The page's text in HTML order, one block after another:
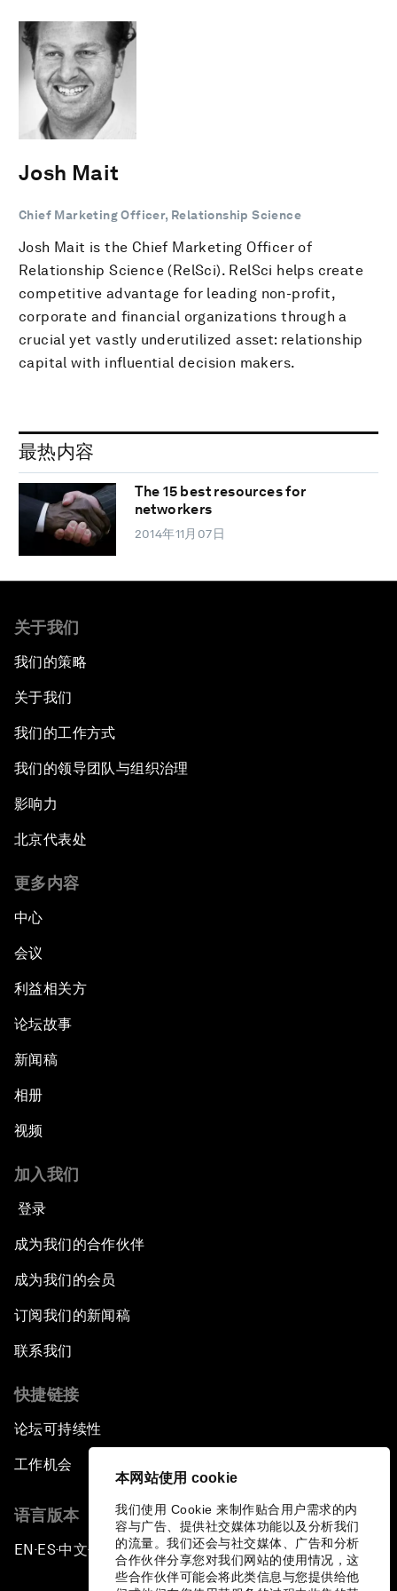
本网站使用 cookie
我们使用 Cookie 来制作贴合用户需求的内
容与广告、提供社交媒体功能以及分析我们
的流量。我们还会与社交媒体、广告和分析
合作伙伴分享您对我们网站的使用情况，这
些合作伙伴可能会将此类信息与您提供给他
Josh Mait
Chief Marketing Officer, Relationship Science
Josh Mait is the Chief Marketing Officer of
Relationship Science (RelSci). RelSci helps create
competitive advantage for leading non-profit,
corporate and financial organizations through a
crucial yet vastly underutilized asset: relationship
capital with influential decision makers.
最热内容
The 15 best resources for
networkers
2014年11月07日
关于我们
我们的策略
关于我们
我们的工作方式
我们的领导团队与组织治理
影响力
北京代表处
更多内容
中心
会议
利益相关方
论坛故事
新闻稿
相册
视频
加入我们
登录
成为我们的合作伙伴
成为我们的会员
订阅我们的新闻稿
联系我们
快捷链接
论坛可持续性
工作机会
语言版本
EN ▪ES▪中文▪ 日本語